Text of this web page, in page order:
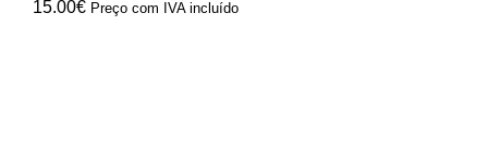
15.00€ Preço com IVA incluído